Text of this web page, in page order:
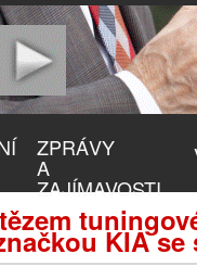
ZPRÁVY
A
ZAJÍMAVOSTI
KIA se